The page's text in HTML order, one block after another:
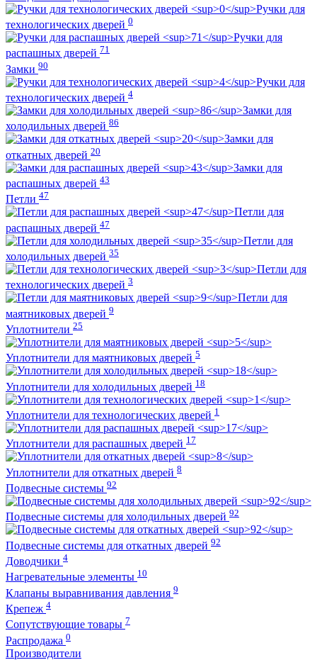
Ручки для
технологических дверей 0
Ручки для
распашных дверей 71
Замки 90
Ручки для
технологических дверей 4
Замки для
холодильных дверей 86
Замки для
откатных дверей 20
Замки для
распашных дверей 43
Петли 47
Петли для
распашных дверей 47
Петли для
холодильных дверей 35
Петли для
технологических дверей 3
Петли для
маятниковых дверей 9
Уплотнители 25
Уплотнители для маятниковых дверей 5
Уплотнители для холодильных дверей 18
Уплотнители для технологических дверей 1
Уплотнители для распашных дверей 17
Уплотнители для откатных дверей 8
Подвесные системы 92
Подвесные системы для холодильных дверей 92
Подвесные системы для откатных дверей 92
Доводчики 4
Нагревательные элементы 10
Клапаны выравнивания давления 9
Крепеж 4
Сопутствующие товары 7
Распродажа 0
Производители